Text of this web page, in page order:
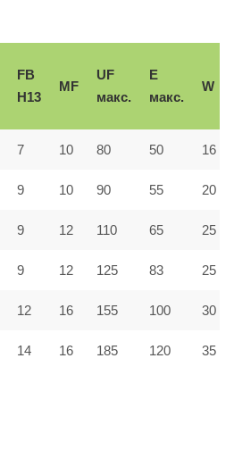
FB
H13
MF
UF
макс.
E
макс.
W
7 10 80 50 16
9 10 90 55 20
9 12 110 65 25
9 12 125 83 25
12 16 155 100 30
14 16 185 120 35